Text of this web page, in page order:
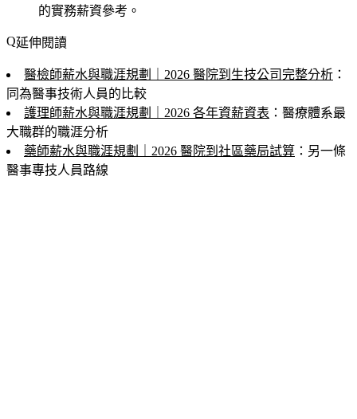
的實務薪資參考。
延伸閱讀
醫檢師薪水與職涯規劃｜2026 醫院到生技公司完整分析 ：
同為醫事技術人員的比較
護理師薪水與職涯規劃｜2026 各年資薪資表 ：醫療體系最
大職群的職涯分析
藥師薪水與職涯規劃｜2026 醫院到社區藥局試算 ：另一條
醫事專技人員路線